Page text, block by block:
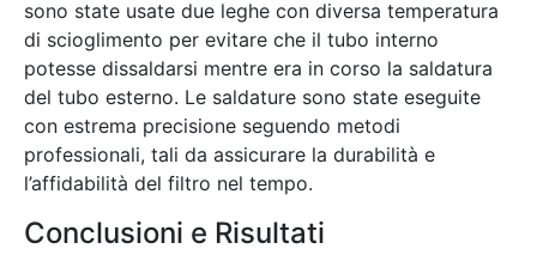
sono state usate due leghe con diversa temperatura
di scioglimento per evitare che il tubo interno
potesse dissaldarsi mentre era in corso la saldatura
del tubo esterno. Le saldature sono state eseguite
con estrema precisione seguendo metodi
professionali, tali da assicurare la durabilità e
l’affidabilità del filtro nel tempo.
Conclusioni e Risultati